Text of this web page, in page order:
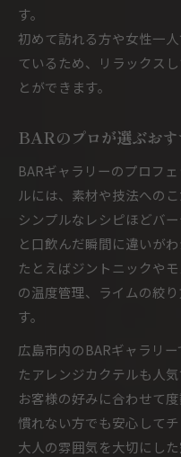
す。
初めて訪れる方や女性一
ているため、リラックス
とができます。
BARのプロが選ぶお
BARギャラリーのプロフ
ルには、素材や技法への
シンプルなレシピほどバ
と口飲んだ瞬間に違いがわ
たとえばジントニックや
の温度管理、ライムの絞
す。
広島市内のBARギャラリ
たアレンジカクテルも人気
お客様の好みに合わせて
慣れない方でも安心してチ
大人の雰囲気を大切にし